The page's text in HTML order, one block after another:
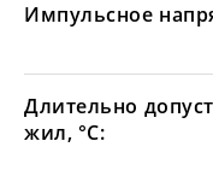
Импульсное
Длительно
жил, °С: